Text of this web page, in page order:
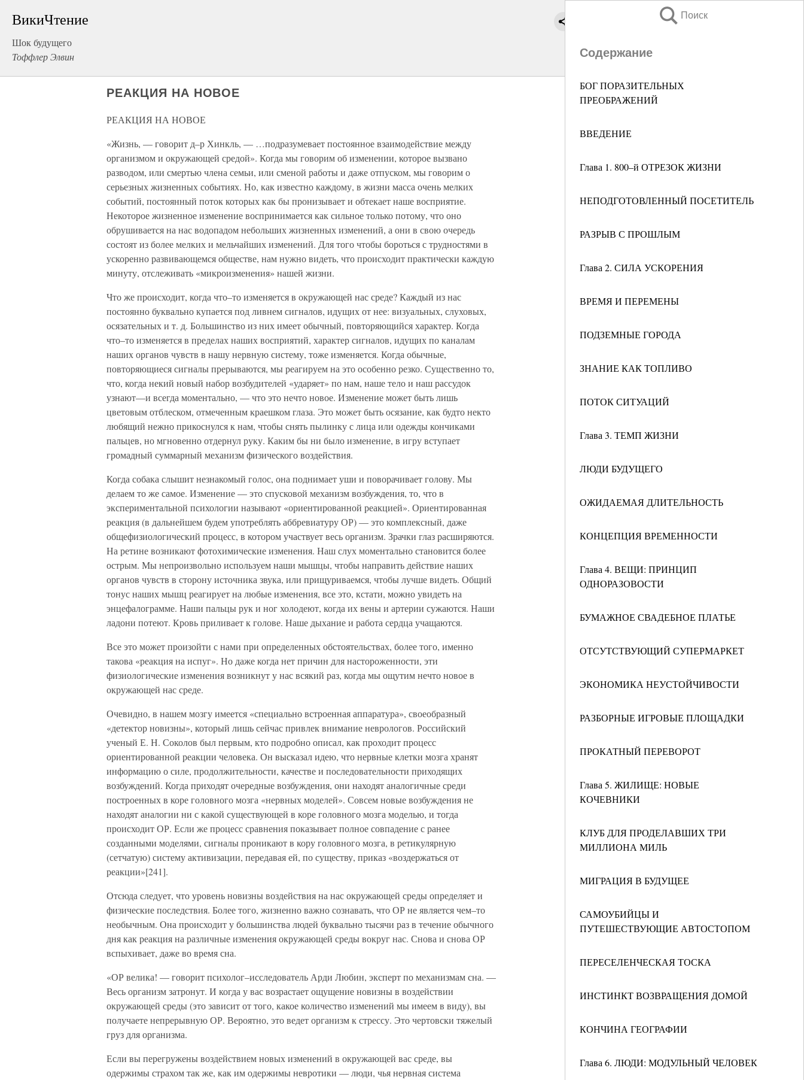
ВикиЧтение
Шок будущего
Тоффлер Элвин
Поиск
Содержание
БОГ ПОРАЗИТЕЛЬНЫХ
ПРЕОБРАЖЕНИЙ
ВВЕДЕНИЕ
Глава 1. 800–й ОТРЕЗОК ЖИЗНИ
НЕПОДГОТОВЛЕННЫЙ ПОСЕТИТЕЛЬ
РАЗРЫВ С ПРОШЛЫМ
Глава 2. СИЛА УСКОРЕНИЯ
ВРЕМЯ И ПЕРЕМЕНЫ
ПОДЗЕМНЫЕ ГОРОДА
ЗНАНИЕ КАК ТОПЛИВО
ПОТОК СИТУАЦИЙ
Глава 3. ТЕМП ЖИЗНИ
ЛЮДИ БУДУЩЕГО
ОЖИДАЕМАЯ ДЛИТЕЛЬНОСТЬ
КОНЦЕПЦИЯ ВРЕМЕННОСТИ
Глава 4. ВЕЩИ: ПРИНЦИП
ОДНОРАЗОВОСТИ
БУМАЖНОЕ СВАДЕБНОЕ ПЛАТЬЕ
ОТСУТСТВУЮЩИЙ СУПЕРМАРКЕТ
ЭКОНОМИКА НЕУСТОЙЧИВОСТИ
РАЗБОРНЫЕ ИГРОВЫЕ ПЛОЩАДКИ
ПРОКАТНЫЙ ПЕРЕВОРОТ
Глава 5. ЖИЛИЩЕ: НОВЫЕ
КОЧЕВНИКИ
КЛУБ ДЛЯ ПРОДЕЛАВШИХ ТРИ
МИЛЛИОНА МИЛЬ
МИГРАЦИЯ В БУДУЩЕЕ
САМОУБИЙЦЫ И
ПУТЕШЕСТВУЮЩИЕ АВТОСТОПОМ
ПЕРЕСЕЛЕНЧЕСКАЯ ТОСКА
ИНСТИНКТ ВОЗВРАЩЕНИЯ ДОМОЙ
КОНЧИНА ГЕОГРАФИИ
Глава 6. ЛЮДИ: МОДУЛЬНЫЙ ЧЕЛОВЕК
РЕАКЦИЯ НА НОВОЕ
РЕАКЦИЯ НА НОВОЕ
«Жизнь, — говорит д–р Хинкль, — …подразумевает постоянное взаимодействие между
организмом и окружающей средой». Когда мы говорим об изменении, которое вызвано
разводом, или смертью члена семьи, или сменой работы и даже отпуском, мы говорим о
серьезных жизненных событиях. Но, как известно каждому, в жизни масса очень мелких
событий, постоянный поток которых как бы пронизывает и обтекает наше восприятие.
Некоторое жизненное изменение воспринимается как сильное только потому, что оно
обрушивается на нас водопадом небольших жизненных изменений, а они в свою очередь
состоят из более мелких и мельчайших изменений. Для того чтобы бороться с трудностями в
ускоренно развивающемся обществе, нам нужно видеть, что происходит практически каждую
минуту, отслеживать «микроизменения» нашей жизни.
Что же происходит, когда что–то изменяется в окружающей нас среде? Каждый из нас
постоянно буквально купается под ливнем сигналов, идущих от нее: визуальных, слуховых,
осязательных и т. д. Большинство из них имеет обычный, повторяющийся характер. Когда
что–то изменяется в пределах наших восприятий, характер сигналов, идущих по каналам
наших органов чувств в нашу нервную систему, тоже изменяется. Когда обычные,
повторяющиеся сигналы прерываются, мы реагируем на это особенно резко. Существенно то,
что, когда некий новый набор возбудителей «ударяет» по нам, наше тело и наш рассудок
узнают—и всегда моментально, — что это нечто новое. Изменение может быть лишь
цветовым отблеском, отмеченным краешком глаза. Это может быть осязание, как будто некто
любящий нежно прикоснулся к нам, чтобы снять пылинку с лица или одежды кончиками
пальцев, но мгновенно отдернул руку. Каким бы ни было изменение, в игру вступает
громадный суммарный механизм физического воздействия.
Когда собака слышит незнакомый голос, она поднимает уши и поворачивает голову. Мы
делаем то же самое. Изменение — это спусковой механизм возбуждения, то, что в
экспериментальной психологии называют «ориентированной реакцией». Ориентированная
реакция (в дальнейшем будем употреблять аббревиатуру ОР) — это комплексный, даже
общефизиологический процесс, в котором участвует весь организм. Зрачки глаз расширяются.
На ретине возникают фотохимические изменения. Наш слух моментально становится более
острым. Мы непроизвольно используем наши мышцы, чтобы направить действие наших
органов чувств в сторону источника звука, или прищуриваемся, чтобы лучше видеть. Общий
тонус наших мышц реагирует на любые изменения, все это, кстати, можно увидеть на
энцефалограмме. Наши пальцы рук и ног холодеют, когда их вены и артерии сужаются. Наши
ладони потеют. Кровь приливает к голове. Наше дыхание и работа сердца учащаются.
Все это может произойти с нами при определенных обстоятельствах, более того, именно
такова «реакция на испуг». Но даже когда нет причин для настороженности, эти
физиологические изменения возникнут у нас всякий раз, когда мы ощутим нечто новое в
окружающей нас среде.
Очевидно, в нашем мозгу имеется «специально встроенная аппаратура», своеобразный
«детектор новизны», который лишь сейчас привлек внимание неврологов. Российский
ученый Е. Н. Соколов был первым, кто подробно описал, как проходит процесс
ориентированной реакции человека. Он высказал идею, что нервные клетки мозга хранят
информацию о силе, продолжительности, качестве и последовательности приходящих
возбуждений. Когда приходят очередные возбуждения, они находят аналогичные среди
построенных в коре головного мозга «нервных моделей». Совсем новые возбуждения не
находят аналогии ни с какой существующей в коре головного мозга моделью, и тогда
происходит ОР. Если же процесс сравнения показывает полное совпадение с ранее
созданными моделями, сигналы проникают в кору головного мозга, в ретикулярную
(сетчатую) систему активизации, передавая ей, по существу, приказ «воздержаться от
реакции»[241].
Отсюда следует, что уровень новизны воздействия на нас окружающей среды определяет и
физические последствия. Более того, жизненно важно сознавать, что ОР не является чем–то
необычным. Она происходит у большинства людей буквально тысячи раз в течение обычного
дня как реакция на различные изменения окружающей среды вокруг нас. Снова и снова ОР
вспыхивает, даже во время сна.
«ОР велика! — говорит психолог–исследователь Арди Любин, эксперт по механизмам сна. —
Весь организм затронут. И когда у вас возрастает ощущение новизны в воздействии
окружающей среды (это зависит от того, какое количество изменений мы имеем в виду), вы
получаете непрерывную ОР. Вероятно, это ведет организм к стрессу. Это чертовски тяжелый
груз для организма.
Если вы перегружены воздействием новых изменений в окружающей вас среде, вы
одержимы страхом так же, как им одержимы невротики — люди, чья нервная система